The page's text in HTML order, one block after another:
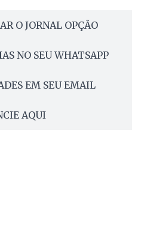
O JORNAL OPÇÃO
NO SEU WHATSAPP
EM SEU EMAIL
AQUI